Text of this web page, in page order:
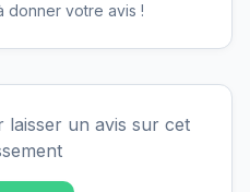
donner votre avis !
un avis sur cet